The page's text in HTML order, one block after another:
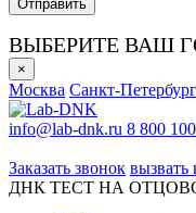
ВЫБЕРИТЕ ВАШ
×
Москва Санкт-Петербург
info@lab-dnk.ru 8 800
Заказать звонок вызвать
ДНК ТЕСТ НА